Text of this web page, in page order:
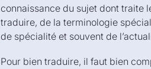
connaissance du sujet dont traite
traduire, de la terminologie
de spécialité et souvent de
Pour bien traduire, il faut bien